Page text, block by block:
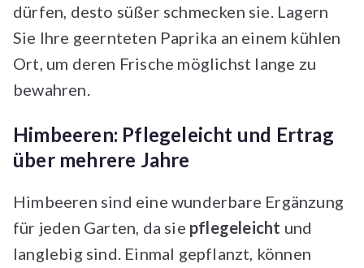
dürfen, desto süßer schmecken sie. Lagern
Sie Ihre geernteten Paprika an einem kühlen
Ort, um deren Frische möglichst lange zu
bewahren.
Himbeeren: Pflegeleicht und Ertrag
über mehrere Jahre
Himbeeren sind eine wunderbare Ergänzung
für jeden Garten, da sie pflegeleicht und
langlebig sind. Einmal gepflanzt, können